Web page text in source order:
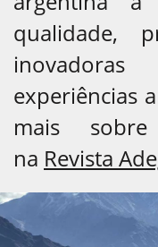
qualidade,
experiências
mais
na Revista